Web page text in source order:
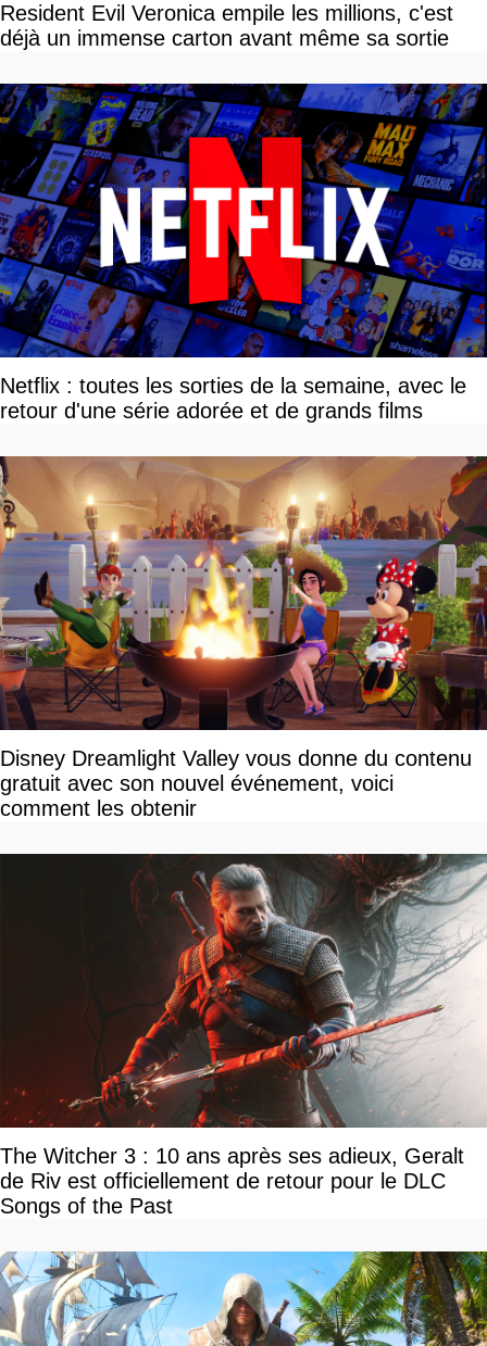
Resident Evil Veronica empile les millions, c'est
déjà un immense carton avant même sa sortie
Netflix : toutes les sorties de la semaine, avec le
retour d'une série adorée et de grands films
Disney Dreamlight Valley vous donne du contenu
gratuit avec son nouvel événement, voici
comment les obtenir
The Witcher 3 : 10 ans après ses adieux, Geralt
de Riv est officiellement de retour pour le DLC
Songs of the Past